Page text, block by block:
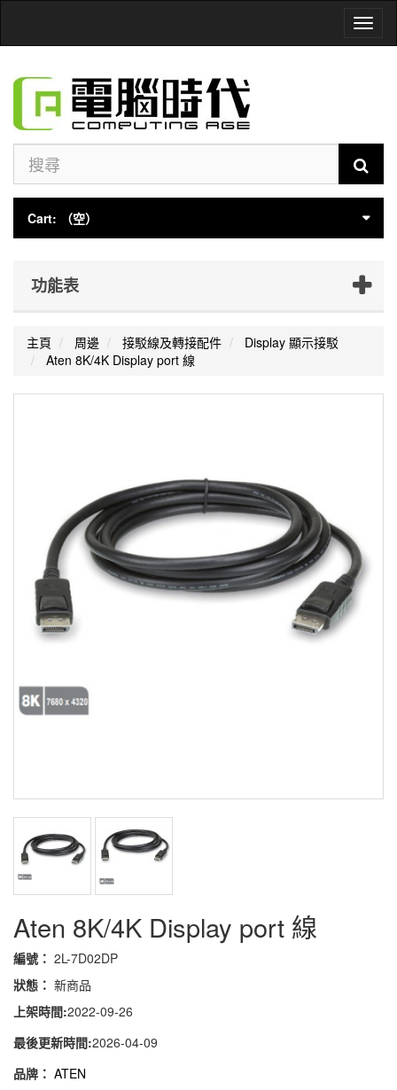
Cart: （空）
功能表
主頁 周邊 接駁線及轉接配件
Display 顯示接駁
Aten 8K/4K Display port 線
Aten 8K/4K Display port 線
編號： 2L-7D02DP
狀態： 新商品
上架時間:2022-09-26
最後更新時間:2026-04-09
品牌： ATEN